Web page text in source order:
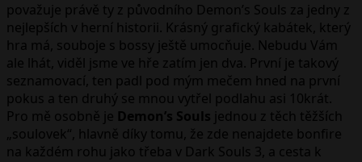
považuje právě ty z původního Demon’s Souls za jedny z
nejlepších v herní historii. Krásný grafický kabátek, který
hra má, souboje s bossy ještě umocňuje. Nebudu Vám
ale lhát, viděl jsme ve hře zatím jen dva. První je takový
seznamovací, ten padl pod mým mečem hned na první
pokus a ten druhý se mnou vytřel podlahu asi 10krát.
Pro mě osobně je Demon’s Souls jednou z těch těžších
„soulovek“, hlavně díky tomu, že zde nenajdete bonfire
na každém rohu jako třeba v Dark Souls 3, a cesta k